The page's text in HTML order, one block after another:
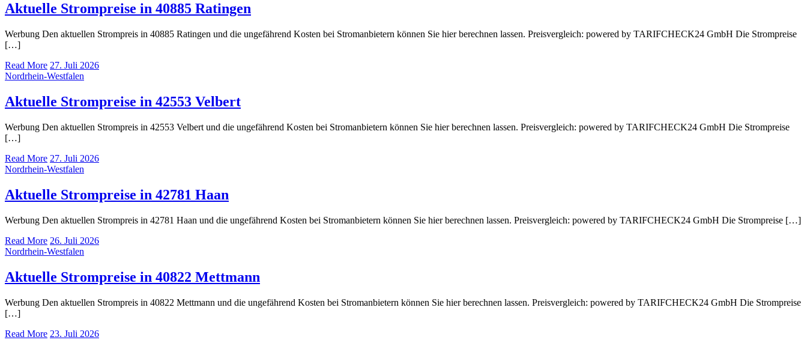
Aktuelle Strompreise in 40885 Ratingen
Werbung Den aktuellen Strompreis in 40885 Ratingen und die ungefährend Kosten bei Stromanbietern können Sie hier berechnen lassen. Preisvergleich: powered by TARIFCHECK24 GmbH Die Strompreise
[…]
Read More 27. Juli 2026
Nordrhein-Westfalen
Aktuelle Strompreise in 42553 Velbert
Werbung Den aktuellen Strompreis in 42553 Velbert und die ungefährend Kosten bei Stromanbietern können Sie hier berechnen lassen. Preisvergleich: powered by TARIFCHECK24 GmbH Die Strompreise
[…]
Read More 27. Juli 2026
Nordrhein-Westfalen
Aktuelle Strompreise in 42781 Haan
Werbung Den aktuellen Strompreis in 42781 Haan und die ungefährend Kosten bei Stromanbietern können Sie hier berechnen lassen. Preisvergleich: powered by TARIFCHECK24 GmbH Die Strompreise […]
Read More 26. Juli 2026
Nordrhein-Westfalen
Aktuelle Strompreise in 40822 Mettmann
Werbung Den aktuellen Strompreis in 40822 Mettmann und die ungefährend Kosten bei Stromanbietern können Sie hier berechnen lassen. Preisvergleich: powered by TARIFCHECK24 GmbH Die Strompreise
[…]
Read More 23. Juli 2026